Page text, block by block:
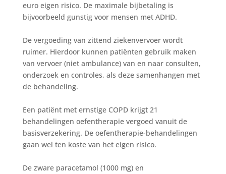
euro eigen risico. De maximale bijbetaling is
bijvoorbeeld gunstig voor mensen met ADHD.
De vergoeding van zittend ziekenvervoer wordt
ruimer. Hierdoor kunnen patiënten gebruik maken
van vervoer (niet ambulance) van en naar consulten,
onderzoek en controles, als deze samenhangen met
de behandeling.
Een patiënt met ernstige COPD krijgt 21
behandelingen oefentherapie vergoed vanuit de
basisverzekering. De oefentherapie-behandelingen
gaan wel ten koste van het eigen risico.
De zware paracetamol (1000 mg) en